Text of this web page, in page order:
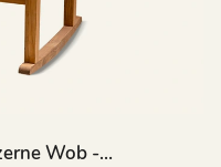
Wob -